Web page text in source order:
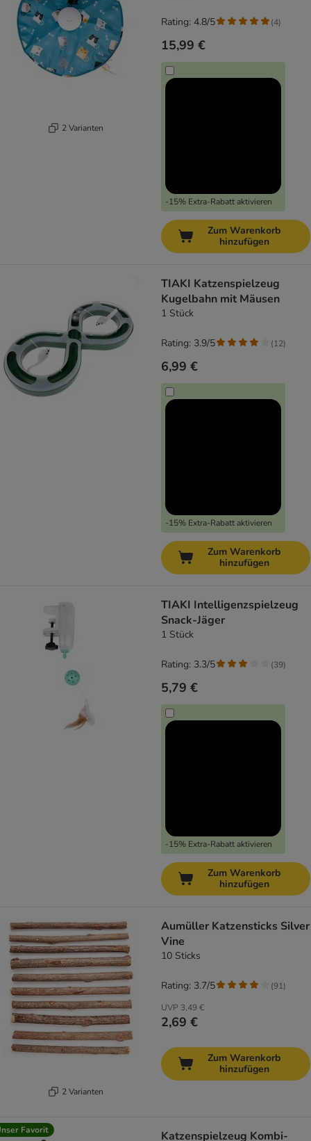
2 Varianten
15,99 €
-15% Extra-Rabatt aktivieren
Rating: 4.8/5 (4)
Zum Warenkorb
hinzufügen
TIAKI Katzenspielzeug
Kugelbahn mit Mäusen
1 Stück
6,99 €
-15% Extra-Rabatt aktivieren
Rating: 3.9/5 (12)
Zum Warenkorb
hinzufügen
TIAKI Intelligenzspielzeug
Snack-Jäger
1 Stück
5,79 €
-15% Extra-Rabatt aktivieren
Rating: 3.3/5 (39)
Zum Warenkorb
hinzufügen
2 Varianten
Aumüller Katzensticks Silver
Vine
10 Sticks
UVP 3,49 €
2,69 €
Rating: 3.7/5 (91)
Zum Warenkorb
hinzufügen
Favorit Katzenspielzeug Kombi-